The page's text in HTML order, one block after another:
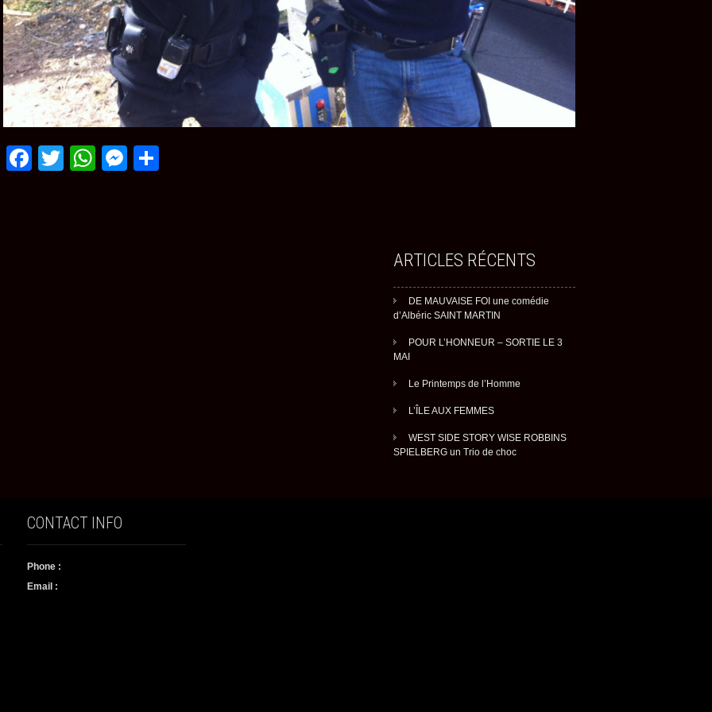
Facebook
TwitterWhatsApp
Messenger
ARTICLES RÉCENTS
DE MAUVAISE FOI une comédie
d’Albéric SAINT MARTIN
POUR L’HONNEUR – SORTIE LE 3
MAI
Le Printemps de l’Homme
L’ÎLE AUX FEMMES
WEST SIDE STORY WISE ROBBINS
SPIELBERG un Trio de choc
CONTACT INFO
Phone :
Email :